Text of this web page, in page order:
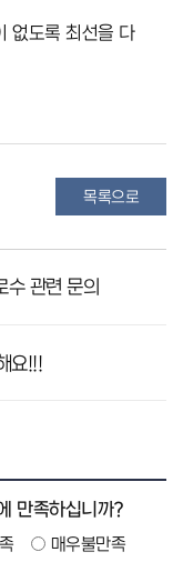
없도록 최선을 다
목록으로
수 관련 문의
요!!!
만족하십니까?
매우불만족